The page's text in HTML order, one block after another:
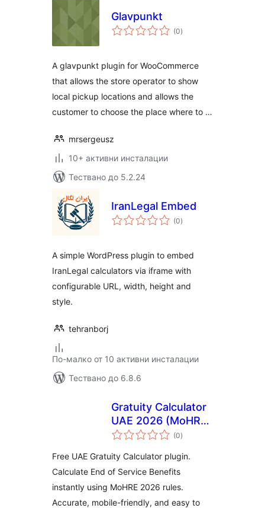
Glavpunkt
(0общо
оценки
)
A glavpunkt plugin for WooCommerce
that allows the store operator to show
local pickup locations and allows the
customer to choose the place where to …
mrsergeusz
10+ активни инсталации
Тествано до 5.2.24
IranLegal Embed
(0общо
оценки
)
A simple WordPress plugin to embed
IranLegal calculators via iframe with
configurable URL, width, height and
style.
tehranborj
По-малко от 10 активни инсталации
Тествано до 6.8.6
Gratuity Calculator
UAE 2026 (MoHRE
Updated)
(0общо
оценки
)
Free UAE Gratuity Calculator plugin.
Calculate End of Service Benefits
instantly using MoHRE 2026 rules.
Accurate, mobile-friendly, and easy to